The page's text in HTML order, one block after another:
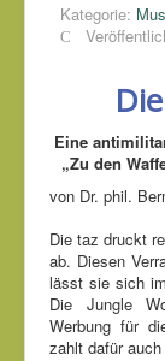
Kategorie:
Eine
„Zu den
von Dr. phil.
Die taz druckt
ab. Diesen
lässt sie sich
Die Jungle
Werbung für
zahlt dafür